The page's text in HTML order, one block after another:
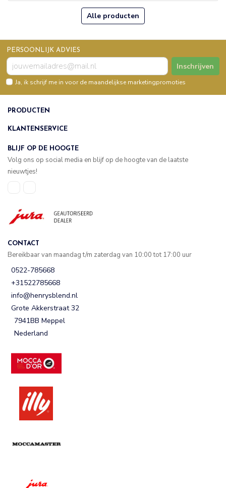
Alle producten
PERSOONLIJK ADVIES
Inschrijven
Ja, ik schrijf me in voor de maandelijkse marketingpromoties
PRODUCTEN
KLANTENSERVICE
BLIJF OP DE HOOGTE
Volg ons op social media en blijf op de hoogte van de laatste
nieuwtjes!
CONTACT
Bereikbaar van maandag t/m zaterdag van 10:00 tot 17:00 uur
0522-785668
+31522785668
info@henrysblend.nl
Grote Akkerstraat 32
7941BB Meppel
Nederland